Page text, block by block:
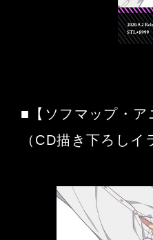
■【ソフマップ・
（CD描き下ろしイ